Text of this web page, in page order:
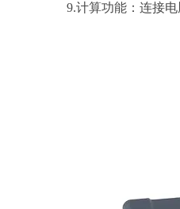
9.计算功能：连接